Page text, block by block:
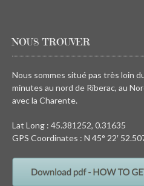
NOUS TROUVER
Nous sommes situé pas très loin
minutes au nord de Riberac, au
avec la Charente.
Lat Long : 45.381252, 0.31635
GPS Coordinates : N 45° 22′